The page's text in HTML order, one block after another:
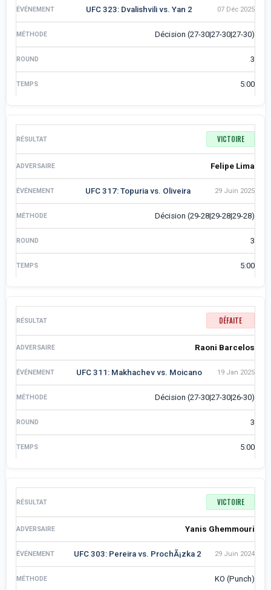
UFC 323: Dvalishvili vs. Yan 2 07 Déc 2025
Décision (27-30|27-30|27-30)
3
5:00
VICTOIRE
Felipe Lima
UFC 317: Topuria vs. Oliveira 29 Juin 2025
Décision (29-28|29-28|29-28)
3
5:00
DÉFAITE
Raoni Barcelos
UFC 311: Makhachev vs. Moicano 19 Jan 2025
Décision (27-30|27-30|26-30)
3
5:00
VICTOIRE
Yanis Ghemmouri
UFC 303: Pereira vs. ProchÃ¡zka 2 29 Juin 2024
KO (Punch)